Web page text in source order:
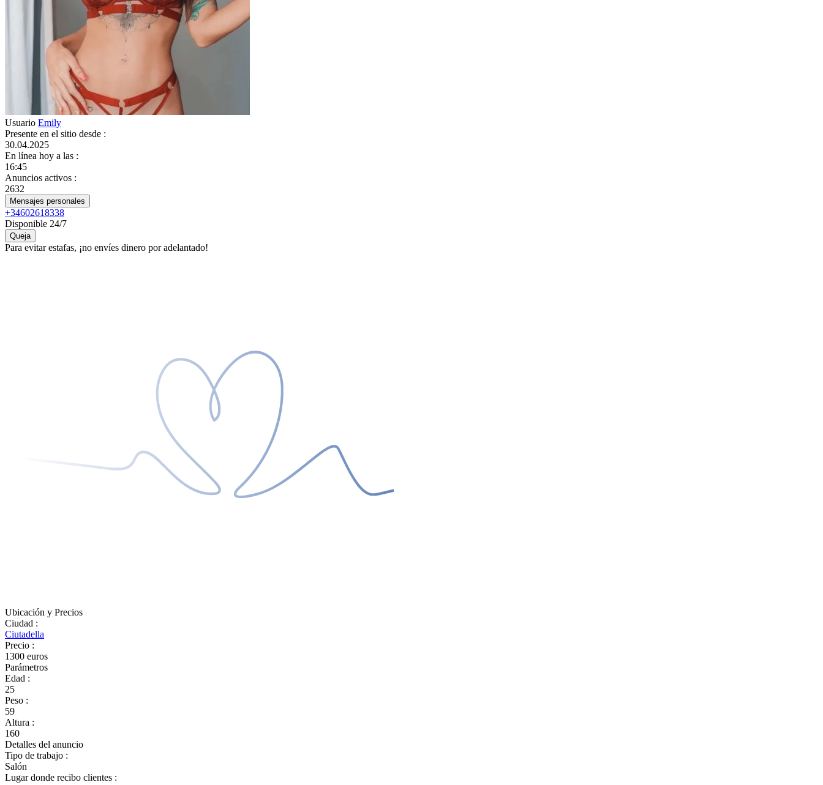
Usuario Emily
Presente en el sitio desde :
30.04.2025
En línea hoy a las :
16:45
Anuncios activos :
2632
Mensajes personales
+34602618338
Disponible 24/7
Queja
Para evitar estafas, ¡no envíes dinero por adelantado!
Ubicación y Precios
Ciudad :
Ciutadella
Precio :
1300 euros
Parámetros
Edad :
25
Peso :
59
Altura :
160
Detalles del anuncio
Tipo de trabajo :
Salón
Lugar donde recibo clientes :